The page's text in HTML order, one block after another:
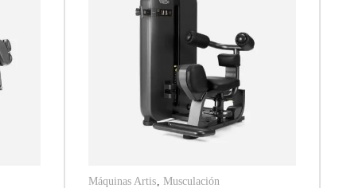
Máquinas Artis, Musculación